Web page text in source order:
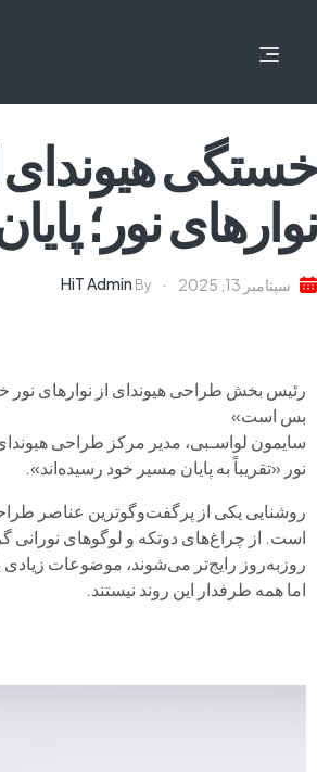
خستگی هیوندای
نوارهای نور؛
سپتامبر 13, 2025 By
HiT Admin
رئیس بخش طراحی هیوندای از نوارهای
بس است»
سایمون لواسـبی، مدیر مرکز طراحی
نور «تقریباً به پایان مسیر خود رسیده‌اند».
روشنایی یکی از پرگفت‌وگوترین عناصر
است. از چراغ‌های دو‌تکه و لوگوهای نورانی
روزبه‌روز رایج‌تر می‌شوند، موضوعات زیادی
اما همه طرفدار این روند نیستند.